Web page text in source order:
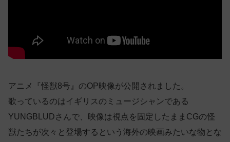
アニメ『怪獣8号』のOP映像が公開されました。
歌っているのはイギリスのミュージシャンである
YUNGBLUDさんで、映像は視点を固定したままCGの怪
獣たちが次々と登場するという海外の映画みたいな物とな